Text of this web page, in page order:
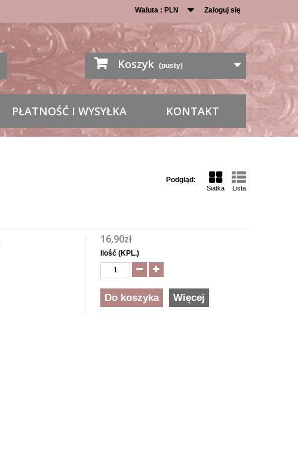
Zaloguj się
Waluta : PLN
Koszyk (pusty)
PŁATNOŚĆ I WYSYŁKA KONTAKT
Podgląd:
Siatka Lista
16,90zł
Ilość (KPL.)
Do koszyka Więcej